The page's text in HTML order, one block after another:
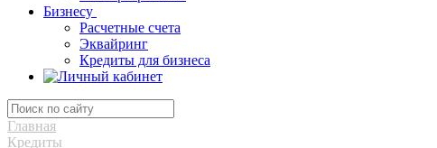
Бизнесу
Расчетные счета
Эквайринг
Кредиты для бизнеса
Главная
Кредиты